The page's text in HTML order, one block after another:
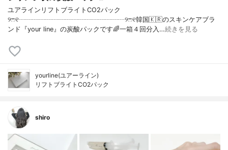
ユアラインリフトブライトCO2パック
୨ෆ୧┈┈┈┈┈┈┈┈┈┈┈┈┈┈┈┈୨ෆ୧韓国🇰🇷のスキンケアブラ
ンド『your line』の炭酸パックです🌈一箱４回分入…続きを見る
yourline(ユアーライン)
リフトブライトCO2パック
shiro